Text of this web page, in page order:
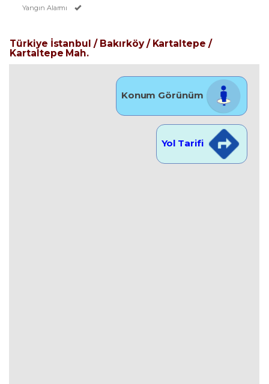
Yangın Alarmı
Türkiye İstanbul / Bakırköy/ Kartaltepe /
Kartaltepe Mah.
Konum Görünüm
Yol Tarifi